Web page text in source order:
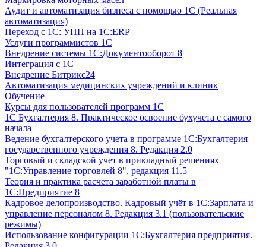
Аудит и автоматизация бизнеса с помощью 1С (Реальная
автоматизация)
Переход с 1С: УПП на 1С:ERP
Услуги программистов 1С
Внедрение системы 1С:Документооборот 8
Интеграция с 1С
Внедрение Битрикс24
Автоматизация медицинских учреждений и клиник
Обучение
Курсы для пользователей программ 1С
1С Бухгалтерия 8. Практическое освоение бухучета с самого
начала
Ведение бухгалтерского учета в программе 1С:Бухгалтерия
государственного учреждения 8. Редакция 2.0
Торговый и складской учет в прикладный решениях
"1С:Управление торговлей 8", редакция 11.5
Теория и практика расчета заработной платы в
1С:Предприятие 8
Кадровое делопроизводство. Кадровый учёт в 1С:Зарплата и
управление персоналом 8. Редакция 3.1 (пользовательские
режимы)
Использование конфигурации 1С:Бухгалтерия предприятия.